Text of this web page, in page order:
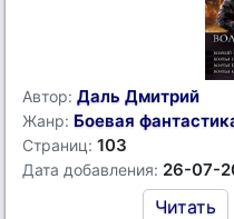
Автор: Даль Дмитрий
Жанр: Боевая
Страниц: 103
Дата добавления: 26-07-
Читать